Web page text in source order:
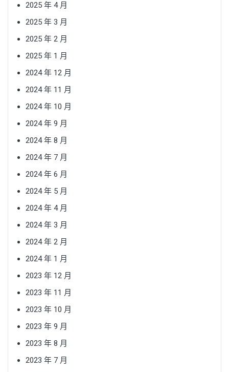
2025 年 4 月
2025 年 3 月
2025 年 2 月
2025 年 1 月
2024 年 12 月
2024 年 11 月
2024 年 10 月
2024 年 9 月
2024 年 8 月
2024 年 7 月
2024 年 6 月
2024 年 5 月
2024 年 4 月
2024 年 3 月
2024 年 2 月
2024 年 1 月
2023 年 12 月
2023 年 11 月
2023 年 10 月
2023 年 9 月
2023 年 8 月
2023 年 7 月